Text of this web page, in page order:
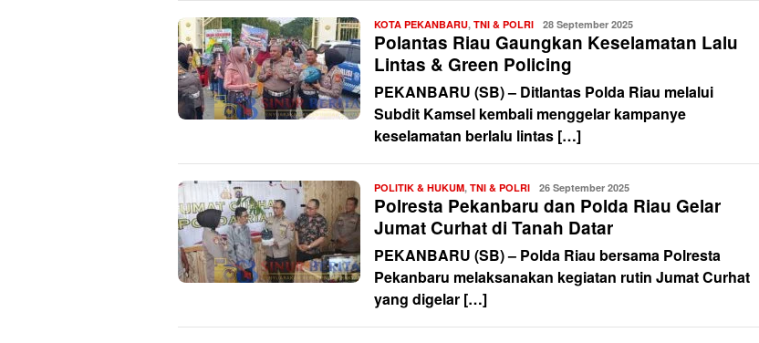
KOTA PEKANBARU, TNI & POLRI Redaksi
28 September 2025
Polantas Riau Gaungkan Keselamatan Lalu
Lintas & Green Policing
PEKANBARU (SB) – Ditlantas Polda Riau melalui
Subdit Kamsel kembali menggelar kampanye
keselamatan berlalu lintas […]
POLITIK & HUKUM, TNI & POLRI Redaksi
26 September 2025
Polresta Pekanbaru dan Polda Riau Gelar
Jumat Curhat di Tanah Datar
PEKANBARU (SB) – Polda Riau bersama Polresta
Pekanbaru melaksanakan kegiatan rutin Jumat Curhat
yang digelar […]